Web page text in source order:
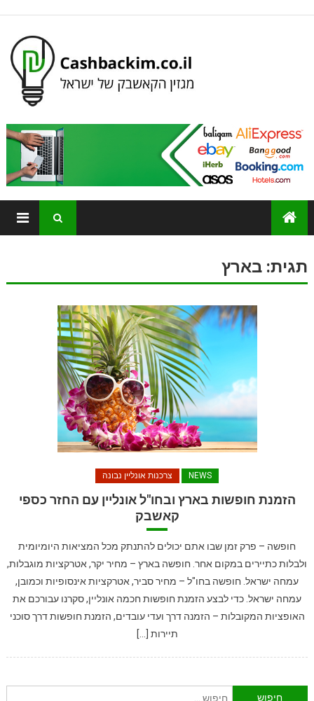
תגית: בארץ
NEWS צרכנות אונליין נבונה
הזמנת חופשות בארץ ובחו"ל אונליין עם החזר כספי
קאשבק
חופשה – פרק זמן שבו אתם יכולים להתנתק מכל המציאות היומיומית
ולבלות כתיירים במקום אחר. חופשה בארץ – מחיר יקר, אטרקציות מוגבלות,
עמחה ישראל. חופשה בחו"ל – מחיר סביר, אטרקציות אינסופיות וכמובן,
עמחה ישראל. כדי לבצע הזמנת חופשות חכמה אונליין, סקרנו עבורכם את
האופציות המקובלות – הזמנה דרך ועדי עובדים, הזמנת חופשות דרך סוכני
תיירות […]
חיפוש: